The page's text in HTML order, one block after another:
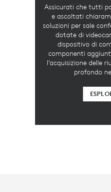
Assicurati che tutti
e ascoltati
soluzioni per sale
dotate di
dispositivo di
componenti
l’acquisizione delle
profondo